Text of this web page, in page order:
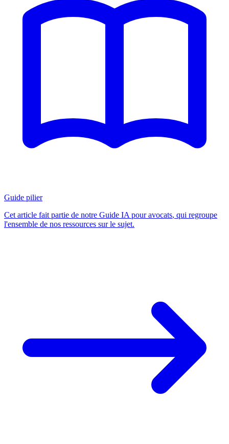
Guide pilier
Cet article fait partie de notre Guide IA pour avocats, qui regroupe
l'ensemble de nos ressources sur le sujet.